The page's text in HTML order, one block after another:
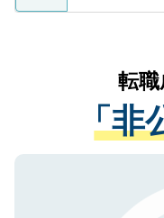
ているすべ
は、個人情
管理基準を
る、プライ
で、機密保
かがいして
経験をまじ
させていた
ない方には
ので、まず
転
「非